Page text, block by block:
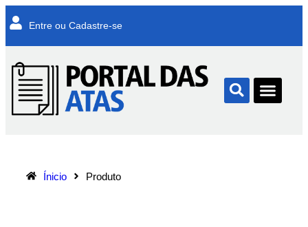
Entre ou Cadastre-se
Ínicio Produto